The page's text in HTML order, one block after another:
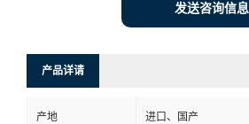
发送咨询信息
产品详请
产地 进口、国产